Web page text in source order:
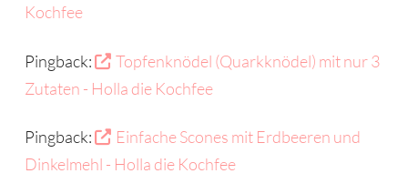
Kochfee
Pingback:
Topfenknödel (Quarkknödel) mit nur 3
Zutaten - Holla die Kochfee
Pingback:
Einfache Scones mit Erdbeeren und
Dinkelmehl - Holla die Kochfee